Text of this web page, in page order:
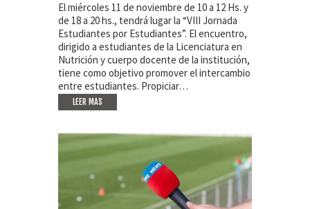
El miércoles 11 de noviembre de 10 a 12 Hs. y
de 18 a 20 hs., tendrá lugar la “VIII Jornada
Estudiantes por Estudiantes”. El encuentro,
dirigido a estudiantes de la Licenciatura en
Nutrición y cuerpo docente de la institución,
tiene como objetivo promover el intercambio
entre estudiantes. Propiciar…
LEER MAS